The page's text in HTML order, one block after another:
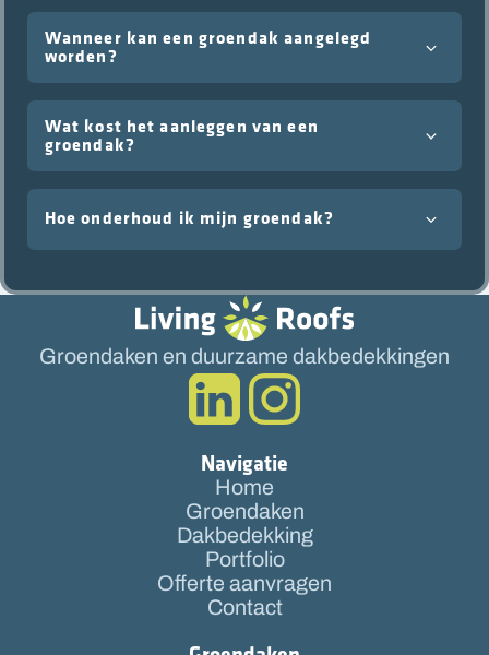
Wanneer kan een groendak aangelegd
worden?
Wat kost het aanleggen van een
groendak?
Hoe onderhoud ik mijn groendak?
Groendaken en duurzame dakbedekkingen
Navigatie
Home
Groendaken
Dakbedekking
Portfolio
Offerte aanvragen
Contact